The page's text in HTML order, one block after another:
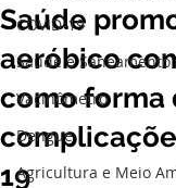
COVID-19
Saúde e Saneamento
Vacinômetro
Dengue
Agricultura e Meio
Saúde
aeróbico
como forma
19